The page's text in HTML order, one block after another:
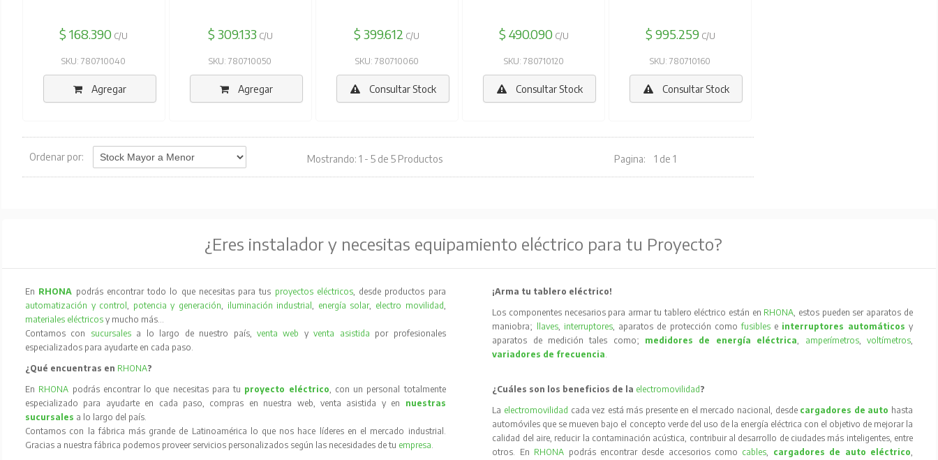
$ 168.390 C/U
SKU: 780710040
Agregar
$ 309.133 C/U
SKU: 780710050
Agregar
$ 399.612 C/U
SKU: 780710060
Consultar Stock
$ 490.090C/U
SKU: 780710120
Consultar Stock
$ 995.259 C/U
SKU: 780710160
Consultar Stock
Ordenar por: Mostrando: 1 - 5 de 5 Productos Pagina: 1 de 1
¿Eres instalador y necesitas equipamiento eléctrico para tu Proyecto?
En RHONA podrás encontrar todo lo que necesitas para tus proyectos eléctricos, desde productos para
automatización y control, potencia y generación, iluminación industrial, energía solar, electro movilidad,
materiales eléctricos y mucho más…
Contamos con sucursales a lo largo de nuestro país, venta web yventa asistida por profesionales
especializados para ayudarte en cada paso.
¿Qué encuentras en RHONA?
En RHONA podrás encontrar lo que necesitas para tu proyecto eléctrico, con un personal totalmente
especializado para ayudarte en cada paso, compras en nuestra web, venta asistida y en nuestras
sucursales a lo largo del país.
Contamos con la fábrica más grande de Latinoamérica lo que nos hace líderes en el mercado industrial.
Gracias a nuestra fábrica podemos proveer servicios personalizados según las necesidades de tu empresa.
¡Arma tu tablero eléctrico!
Los componentes necesarios para armar tu tablero eléctrico están en RHONA, estos pueden ser aparatos de
maniobra;
llaves, interruptores, aparatos de protección comofusibles e interruptores automáticos y
aparatos de medición tales como; medidores de energía eléctrica, amperímetros, voltímetros,
variadores de frecuencia.
¿Cuáles son los beneficios de la electromovilidad ?
La electromovilidad cada vez está más presente en el mercado nacional, desde cargadores de auto hasta
automóviles que se mueven bajo el concepto verde del uso de la energía eléctrica con el objetivo de mejorar la
calidad del aire, reducir la contaminación acústica, contribuir al desarrollo de ciudades más inteligentes, entre
otros. En RHONA podrás encontrar desde accesorios como cables, cargadores de auto eléctrico,